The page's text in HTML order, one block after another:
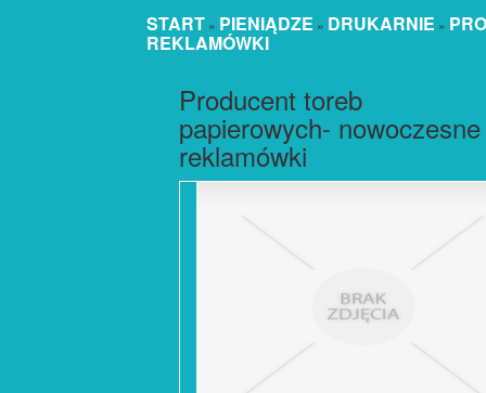
START » PIENIĄDZE » DRUKARNIE »
REKLAMÓWKI
Producent toreb
papierowych- nowoczesne
reklamówki